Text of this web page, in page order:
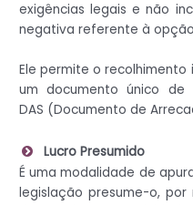
exigências legais e não
negativa referente à
Ele permite o
um documento único de
DAS (Documento de
Lucro Presumido
É uma modalidade de
legislação presume-o,